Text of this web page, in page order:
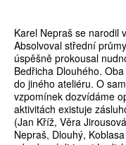
Karel Nepraš se narodil
Absolvoval střední
úspěšně prokousal
Bedřicha Dlouhého.
do jiného ateliéru. O
vzpomínek dozvídáme
aktivitách existuje
(Jan Kříž, Věra
Nepraš, Dlouhý,